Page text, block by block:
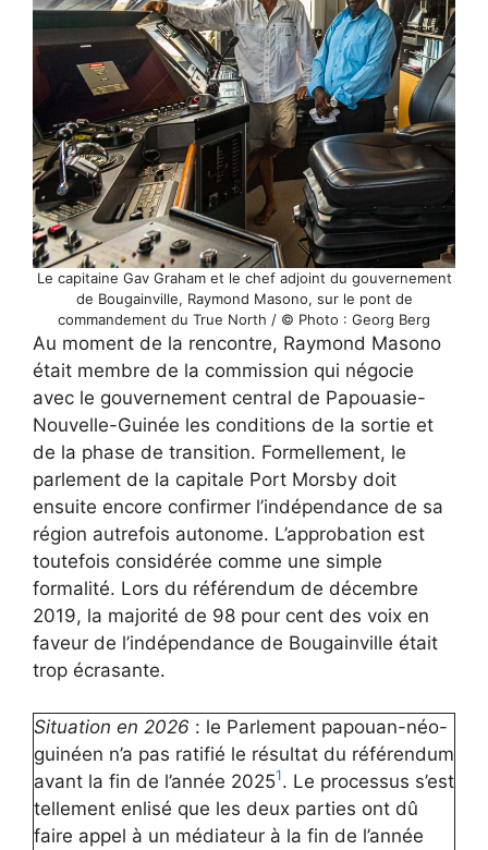
Le capitaine Gav Graham et le chef adjoint du gouvernement
de Bougainville, Raymond Masono, sur le pont de
commandement du True North / © Photo : Georg Berg
Au moment de la rencontre, Raymond Masono
était membre de la commission qui négocie
avec le gouvernement central de Papouasie-
Nouvelle-Guinée les conditions de la sortie et
de la phase de transition. Formellement, le
parlement de la capitale Port Morsby doit
ensuite encore confirmer l’indépendance de sa
région autrefois autonome. L’approbation est
toutefois considérée comme une simple
formalité. Lors du référendum de décembre
2019, la majorité de 98 pour cent des voix en
faveur de l’indépendance de Bougainville était
trop écrasante.
Situation en 2026 : le Parlement papouan-néo-
guinéen n’a pas ratifié le résultat du référendum
avant la fin de l’année 20251. Le processus s’est
tellement enlisé que les deux parties ont dû
faire appel à un médiateur à la fin de l’année